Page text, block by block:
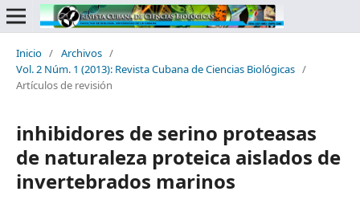
Inicio / Archivos /
Vol. 2 Núm. 1 (2013): Revista Cubana de Ciencias Biológicas /
Artículos de revisión
inhibidores de serino proteasas
de naturaleza proteica aislados de
invertebrados marinos